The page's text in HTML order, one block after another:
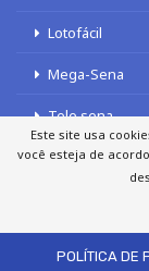
Lotofácil
Mega-Sena
Tele sena
POLÍTICA DE
Este site usa
você esteja de